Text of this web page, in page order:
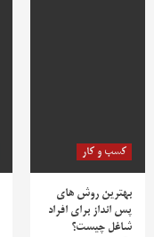
کسب و کار
بهترین روش‌ های
پس‌ انداز برای افراد
شاغل چیست؟